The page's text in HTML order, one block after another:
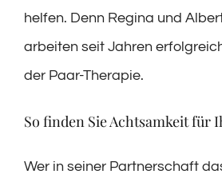
helfen. Denn Regina und
arbeiten seit Jahren
der Paar-Therapie.
So finden Sie Achtsamkeit für
Wer in seiner Partnerschaft